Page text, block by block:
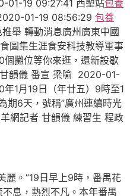
01-19 09:27:41 西塱站包養
01-19 08:56:29 包養
推舉 轉動消息廣州廣東中國
圖集生涯食安科技教導軍事
攤位等你來逛，還新設歇
韻儀 番宣 梁喻 2020-01-
1月19日（年廿五）9時至1
期6天，號稱”廣州連續時光
網記者 甘韻儀 練習生 程政
麗。”19日早上9時，番禺花
息，熱烈不凡。本年番禺